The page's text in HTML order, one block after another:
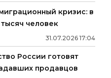
кризис: в
человек
31.07.2026 17:04
России готовят
продавцов